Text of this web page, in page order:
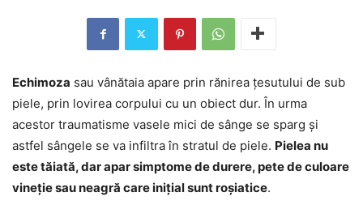
Echimoza sau vânătaia apare prin rănirea țesutului de sub
piele, prin lovirea corpului cu un obiect dur. În urma
acestor traumatisme vasele mici de sânge se sparg și
astfel sângele se va infiltra în stratul de piele. Pielea nu
este tăiată, dar apar simptome de durere, pete de culoare
vineție sau neagră care inițial sunt roșiatice.